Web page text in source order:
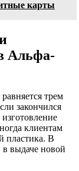
карты
Альфа-
трем
закончился
клиентам
пластика. В
в выдаче новой